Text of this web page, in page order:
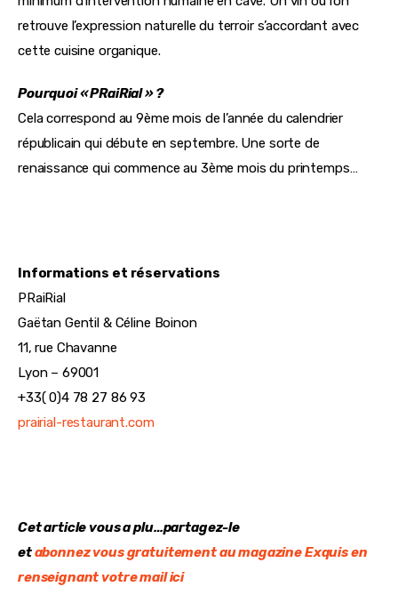
retrouve l’expression naturelle du terroir s’accordant avec
cette cuisine organique.
Pourquoi « PRaiRial » ?
Cela correspond au 9ème mois de l’année du calendrier
républicain qui débute en septembre. Une sorte de
renaissance qui commence au 3ème mois du printemps…
Informations et réservations
PRaiRial
Gaëtan Gentil & Céline Boinon
11, rue Chavanne
Lyon – 69001
+33( 0)4 78 27 86 93
prairial-restaurant.com
Cet article vous a plu…partagez-le
et abonnez vous gratuitement au magazine Exquis en
renseignant votre mail ici